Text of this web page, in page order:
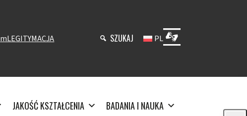
mLEGITYMACJA SZUKAJ PL
JAKOŚĆ KSZTAŁCENIA
BADANIA I NAUKA